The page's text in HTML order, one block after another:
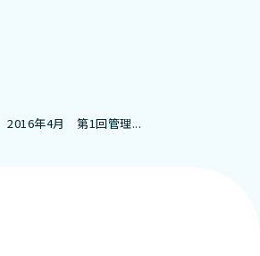
2016年4月 第1回管理...